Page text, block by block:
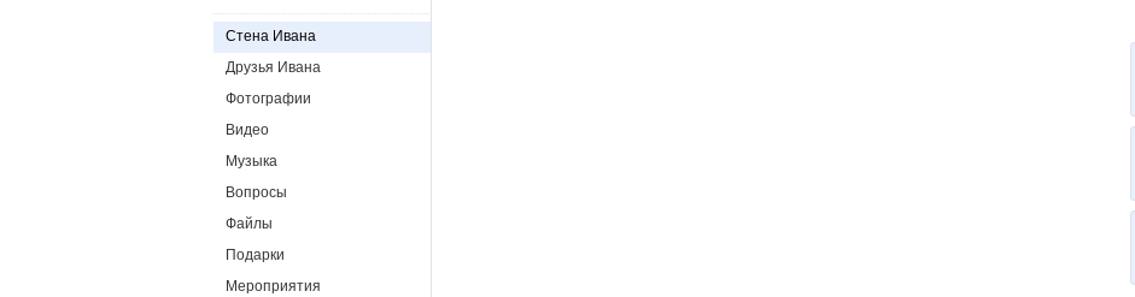
Стена Ивана
Друзья Ивана
Фотографии
Видео
Музыка
Вопросы
Файлы
Подарки
Мероприятия